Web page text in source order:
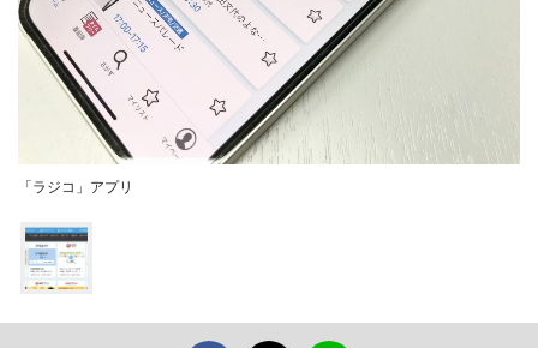
「ラジコ」アプリ